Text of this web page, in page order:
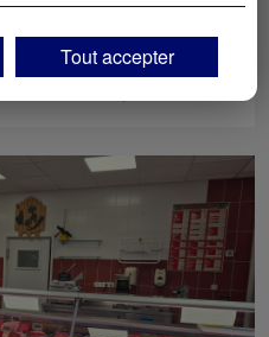
fdj
- 07100traceurs techniquesseront
en cliquant sur "Tout accepter",
Tout accepter